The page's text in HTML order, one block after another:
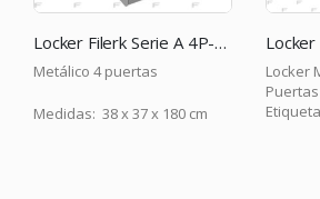
Locker Filerk Serie A 4P-GR
4 puertas
38 x 37 x 180 cm
Locker Metálico
Puertas Lisas
Etiqueta – con